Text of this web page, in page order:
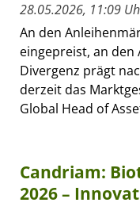
28.05.2026, 11:09
An den
eingepreist, an
Divergenz prägt
derzeit das
Global Head of
Candriam:
2026 –